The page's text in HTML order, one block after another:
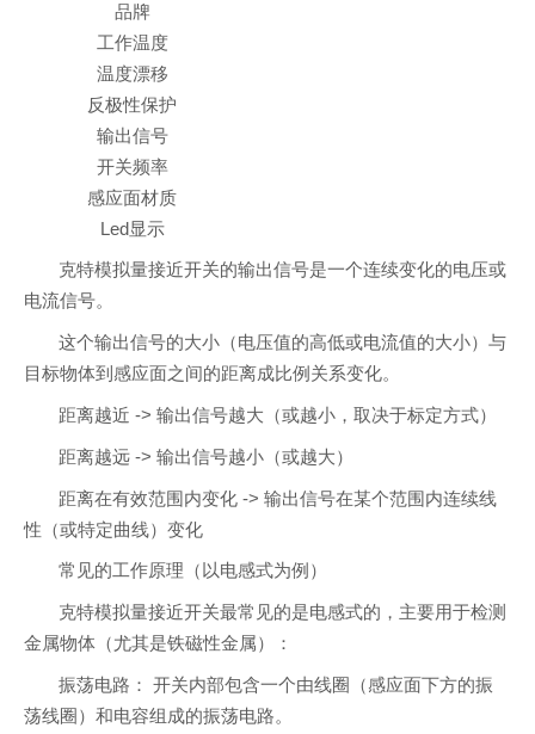
品牌
工作温度
温度漂移
反极性保护
输出信号
开关频率
感应面材质
Led显示
克特模拟量接近开关的输出信号是一个连续变化的电压或
电流信号。
这个输出信号的大小（电压值的高低或电流值的大小）与
目标物体到感应面之间的距离成比例关系变化。
距离越近 -> 输出信号越大（或越小，取决于标定方式）
距离越远 -> 输出信号越小（或越大）
距离在有效范围内变化 -> 输出信号在某个范围内连续线
性（或特定曲线）变化
常见的工作原理（以电感式为例）
克特模拟量接近开关最常见的是电感式的，主要用于检测
金属物体（尤其是铁磁性金属）：
振荡电路： 开关内部包含一个由线圈（感应面下方的振
荡线圈）和电容组成的振荡电路。